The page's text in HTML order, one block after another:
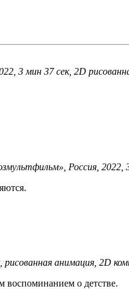
3 мин 37 сек, 2D
Россия, 2022,
анимация, 2D
воспоминанием о детстве.